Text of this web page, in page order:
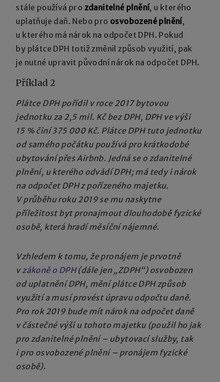
stále používá pro zdanitelné plnění, u kterého
uplatňuje daň. Nebo pro osvobozené plnění,
u kterého má nárok na odpočet DPH. Pokud
by plátce DPH totiž změnil způsob využití, pak
je nutné upravit původní nárok na odpočet DPH.
Příklad 2
Plátce DPH pořídil v roce 2017 bytovou
jednotku za 2,5 mil. Kč bez DPH, DPH ve výši
15 % činí 375 000 Kč. Plátce DPH tuto jednotku
od samého počátku používá pro krátkodobé
ubytování přes Airbnb. Jedná se o zdanitelné
plnění, u kterého odvádí DPH; má tedy i nárok
na odpočet DPH z pořízeného majetku.
V průběhu roku 2019 se mu naskytne
příležitost byt pronajmout dlouhodobě fyzické
osobě, která hradí měsíční nájemné.
Vzhledem k tomu, že pronájem je prvotně
vzákoně o DPH(dále jen „ZDPH“) osvobozen
od uplatnění DPH, mění plátce DPH způsob
využití a musí provést úpravu odpočtu daně.
Pro rok 2019 bude mít nárok na odpočet daně
v částečné výši u tohoto majetku (použil ho jak
pro zdanitelné plnění – ubytovací služby, tak
i pro osvobozené plnění – pronájem fyzické
osobě).